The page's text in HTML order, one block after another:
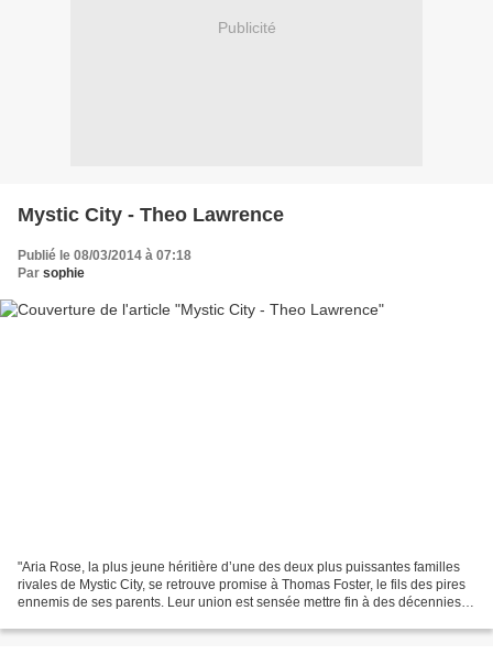
Publicité
Mystic City - Theo Lawrence
Publié le 08/03/2014 à 07:18
Par sophie
"Aria Rose, la plus jeune héritière d’une des deux plus puissantes familles
rivales de Mystic City, se retrouve promise à Thomas Foster, le fils des pires
ennemis de ses parents. Leur union est sensée mettre fin à des décennies